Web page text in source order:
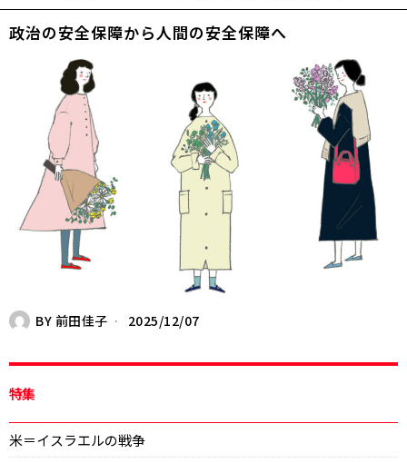
政治の安全保障から人間の安全保障へ
BY 前田佳子 2025/12/07
特集
米＝イスラエルの戦争